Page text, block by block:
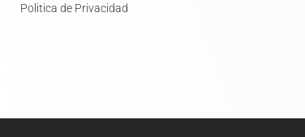
Politica de Privacidad